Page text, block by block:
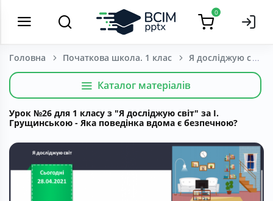
0
Головна Початкова школа. 1 клас Я досліджую світ
Каталог матеріалів
Урок №26 для 1 класу з "Я досліджую світ" за І.
Грущинською - Яка поведінка вдома є безпечною?